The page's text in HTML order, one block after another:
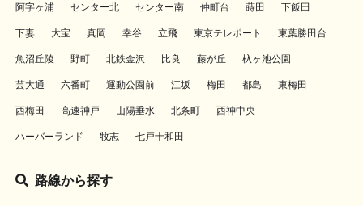
阿字ヶ浦 センター北 センター南 仲町台 蒔田 下飯田
下妻 大宝 真岡 幸谷 立飛 東京テレポート 東葉勝田台
魚沼丘陵 野町 北鉄金沢 比良 藤が丘 杁ヶ池公園
芸大通 六番町 運動公園前 江坂 梅田 都島 東梅田
西梅田 高速神戸 山陽垂水 北条町 西神中央
ハーバーランド 牧志 七戸十和田
路線から探す